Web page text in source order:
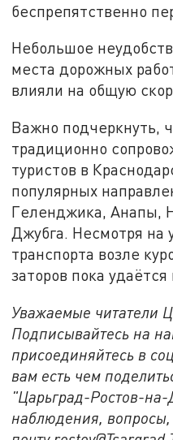
беспрепятственно
Небольшое
места дорожных
влияли на общую
Важно подчеркнуть,
традиционно
туристов в
популярных
Геленджика, Анапы,
Джубга. Несмотря на
транспорта возле
заторов пока
Уважаемые читатели
Подписывайтесь на
присоединяйтесь в
вам есть чем
"Царьград-Ростов-
наблюдения, вопросы,